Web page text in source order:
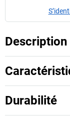
Durabilité